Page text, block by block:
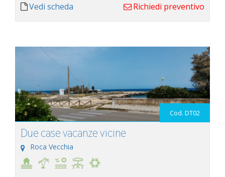
Vedi scheda Richiedi preventivo
Cod. DT02
Due case vacanze vicine
Roca Vecchia